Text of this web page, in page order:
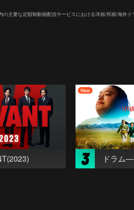
主要な定額制動画配信サービスにおける洋画/邦画/海外ド
3